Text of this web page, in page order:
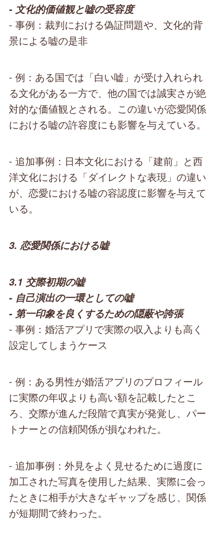
- 文化的価値観と嘘の受容度
- 事例：裁判における偽証問題や、文化的背
景による嘘の是非
- 例：ある国では「白い嘘」が受け入れられ
る文化がある一方で、他の国では誠実さが絶
対的な価値観とされる。この違いが恋愛関係
における嘘の許容度にも影響を与えている。
- 追加事例：日本文化における「建前」と西
洋文化における「ダイレクトな表現」の違い
が、恋愛における嘘の容認度に影響を与えて
いる。
3. 恋愛関係における嘘
3.1 交際初期の嘘
- 自己演出の一環としての嘘
- 第一印象を良くするための隠蔽や誇張
- 事例：婚活アプリで実際の収入よりも高く
設定してしまうケース
- 例：ある男性が婚活アプリのプロフィール
に実際の年収よりも高い額を記載したとこ
ろ、交際が進んだ段階で真実が発覚し、パー
トナーとの信頼関係が損なわれた。
- 追加事例：外見をよく見せるために過度に
加工された写真を使用した結果、実際に会っ
たときに相手が大きなギャップを感じ、関係
が短期間で終わった。